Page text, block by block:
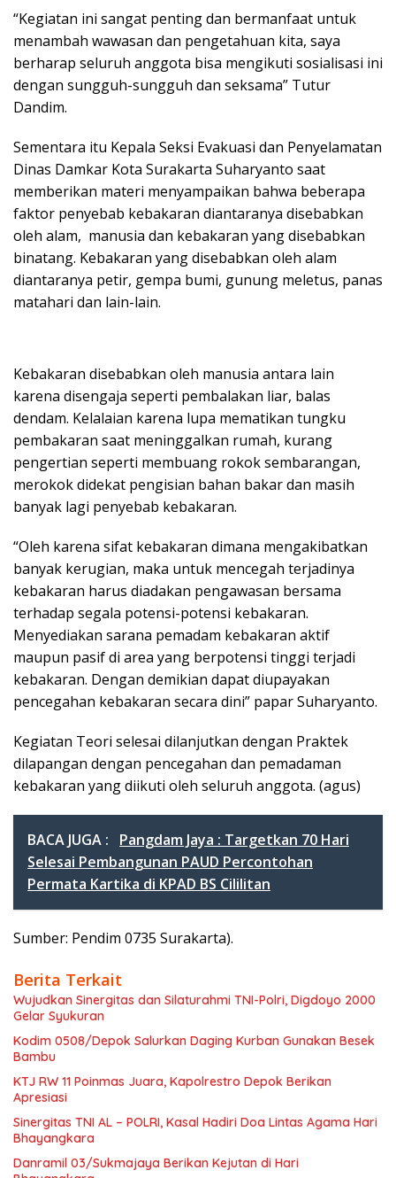
“Kegiatan ini sangat penting dan bermanfaat untuk
menambah wawasan dan pengetahuan kita, saya
berharap seluruh anggota bisa mengikuti sosialisasi ini
dengan sungguh-sungguh dan seksama” Tutur
Dandim.
Sementara itu Kepala Seksi Evakuasi dan Penyelamatan
Dinas Damkar Kota Surakarta Suharyanto saat
memberikan materi menyampaikan bahwa beberapa
faktor penyebab kebakaran diantaranya disebabkan
oleh alam, manusia dan kebakaran yang disebabkan
binatang. Kebakaran yang disebabkan oleh alam
diantaranya petir, gempa bumi, gunung meletus, panas
matahari dan lain-lain.
Kebakaran disebabkan oleh manusia antara lain
karena disengaja seperti pembalakan liar, balas
dendam. Kelalaian karena lupa mematikan tungku
pembakaran saat meninggalkan rumah, kurang
pengertian seperti membuang rokok sembarangan,
merokok didekat pengisian bahan bakar dan masih
banyak lagi penyebab kebakaran.
“Oleh karena sifat kebakaran dimana mengakibatkan
banyak kerugian, maka untuk mencegah terjadinya
kebakaran harus diadakan pengawasan bersama
terhadap segala potensi-potensi kebakaran.
Menyediakan sarana pemadam kebakaran aktif
maupun pasif di area yang berpotensi tinggi terjadi
kebakaran. Dengan demikian dapat diupayakan
pencegahan kebakaran secara dini” papar Suharyanto.
Kegiatan Teori selesai dilanjutkan dengan Praktek
dilapangan dengan pencegahan dan pemadaman
kebakaran yang diikuti oleh seluruh anggota. (agus)
BACA JUGA :
Pangdam Jaya : Targetkan 70 Hari
Selesai Pembangunan PAUD Percontohan
Permata Kartika di KPAD BS Cililitan
Sumber: Pendim 0735 Surakarta).
Berita Terkait
Wujudkan Sinergitas dan Silaturahmi TNI-Polri, Digdoyo 2000
Gelar Syukuran
Kodim 0508/Depok Salurkan Daging Kurban Gunakan Besek
Bambu
KTJ RW 11 Poinmas Juara, Kapolrestro Depok Berikan
Apresiasi
Sinergitas TNI AL – POLRI, Kasal Hadiri Doa Lintas Agama Hari
Bhayangkara
Danramil 03/Sukmajaya Berikan Kejutan di Hari